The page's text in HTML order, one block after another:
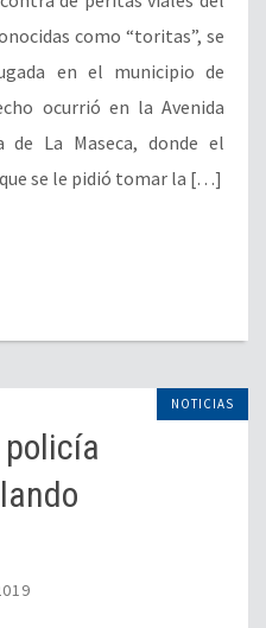
como “toritas”, se
en el municipio de
ocurrió en la Avenida
La Maseca, donde el
se le pidió tomar la […]
NOTICIAS